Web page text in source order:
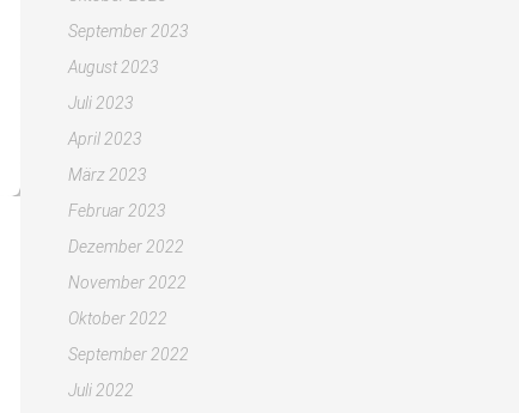
September 2023
August 2023
Juli 2023
April 2023
März 2023
Februar 2023
Dezember 2022
November 2022
Oktober 2022
September 2022
Juli 2022